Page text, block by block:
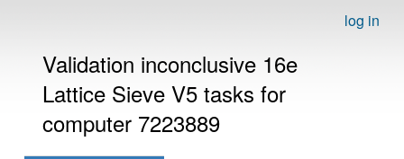
log in
Validation inconclusive 16e
Lattice Sieve V5 tasks for
computer 7223889